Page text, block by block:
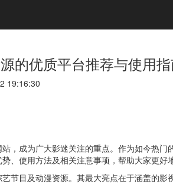
的优质平台推荐与使用
19:16:30
，成为广大影迷关注的重点。作为如今热门
、使用方法及相关注意事项，帮助大家更好
节目及动漫资源。其最大亮点在于涵盖的影